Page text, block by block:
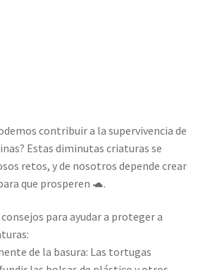
contribuir a la supervivencia de
Estas diminutas criaturas se
retos, y de nosotros depende crear
que prosperen 🐢.
para ayudar a proteger a
de la basura: Las tortugas